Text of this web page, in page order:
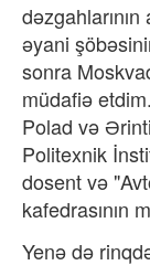
dəzgahlarının
əyani
sonra
müdafiə
Polad və
Politexnik
dosent və
kafedrasının
Yenə də